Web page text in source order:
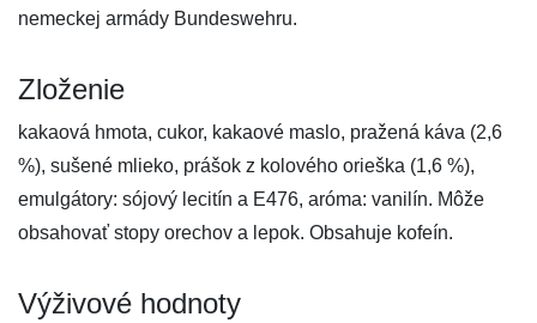
nemeckej armády Bundeswehru.
Zloženie
kakaová hmota, cukor, kakaové maslo, pražená káva (2,6
%), sušené mlieko, prášok z kolového orieška (1,6 %),
emulgátory: sójový lecitín a E476, aróma: vanilín. Môže
obsahovať stopy orechov a lepok. Obsahuje kofeín.
Výživové hodnoty